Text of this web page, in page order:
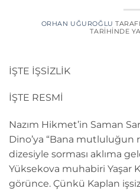
ORHAN UĞUROĞLU
TARIHINDE
İŞTE İŞSİZLİK
İŞTE RESMİ
Nazım Hikmet’in Saman
Dino’ya “Bana mutluluğun
dizesiyle sorması aklıma
Yüksekova muhabiri Yaşar
görünce. Çünkü Kaplan